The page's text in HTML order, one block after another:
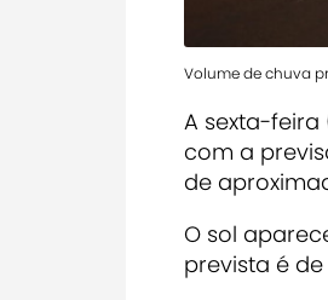
Volume de chuva
A sexta-
com a
de
O sol
prevista é de